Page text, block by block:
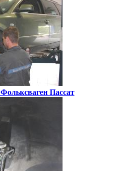
Фольксваген Пассат